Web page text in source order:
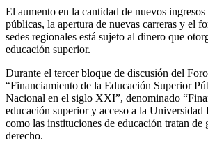
El aumento en la cantidad de nuevos
públicas, la apertura de nuevas carreras y el
sedes regionales está sujeto al dinero que
educación superior.
Durante el tercer bloque de discusión del
“Financiamiento de la Educación Superior
Nacional en el siglo XXI”, denominado
educación superior y acceso a la Universidad
como las instituciones de educación tratan de
derecho.